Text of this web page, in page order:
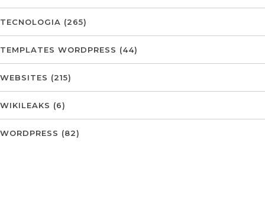
TECNOLOGIA (265)
TEMPLATES WORDPRESS (44)
WEBSITES (215)
WIKILEAKS (6)
WORDPRESS (82)